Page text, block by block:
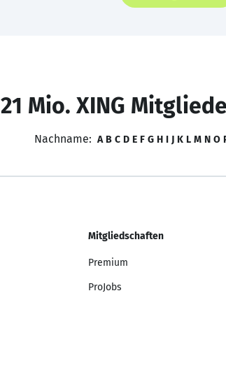
21 Mio. XING
Nachname: A B C D E F G H I J K L M N O
Mitgliedschaften
Premium
ProJobs